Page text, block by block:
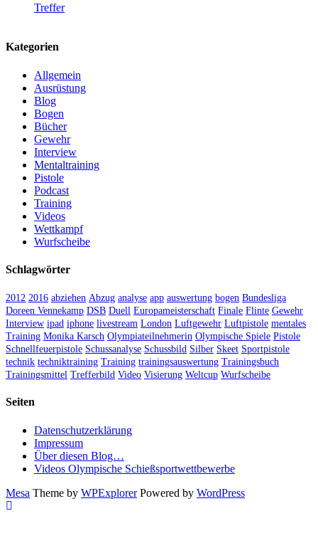
Treffer
Kategorien
Allgemein
Ausrüstung
Blog
Bogen
Bücher
Gewehr
Interview
Mentaltraining
Pistole
Podcast
Training
Videos
Wettkampf
Wurfscheibe
Schlagwörter
2012 2016 abziehen Abzug analyse app auswertung bogen Bundesliga
Doreen Vennekamp DSB Duell Europameisterschaft Finale Flinte Gewehr
Interview ipad iphone livestream London Luftgewehr Luftpistole mentales
Training Monika Karsch Olympiateilnehmerin Olympische Spiele Pistole
Schnellfeuerpistole Schussanalyse Schussbild Silber Skeet Sportpistole
technik techniktraining Training trainingsauswertung Trainingsbuch
Trainingsmittel Trefferbild Video Visierung Weltcup Wurfscheibe
Seiten
Datenschutzerklärung
Impressum
Über diesen Blog…
Videos Olympische Schießsportwettbewerbe
Mesa Theme by WPExplorerPowered by WordPress